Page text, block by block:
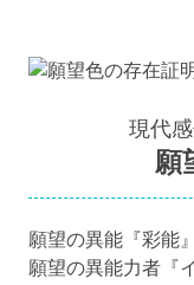
現代
願
願望の異能『彩能
願望の異能力者『